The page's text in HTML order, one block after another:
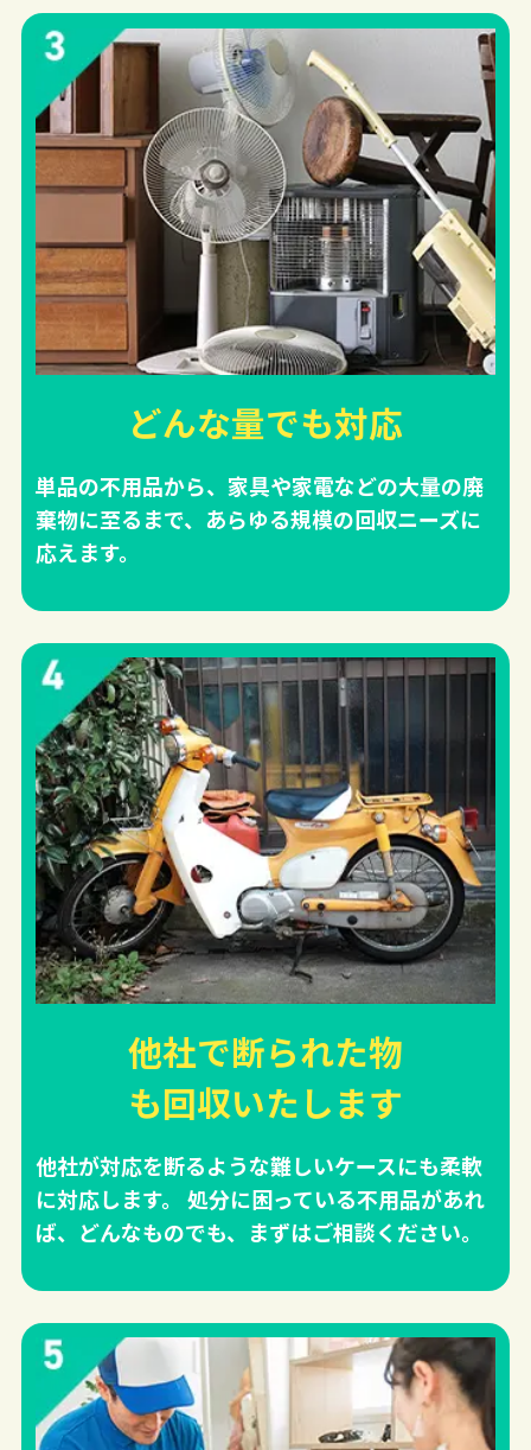
どんな量でも対応
単品の不用品から、家具や家電などの大量の廃
棄物に至るまで、あらゆる規模の回収ニーズに
応えます。
他社で断られた物
も回収いたします
他社が対応を断るような難しいケースにも柔軟
に対応します。 処分に困っている不用品があれ
ば、どんなものでも、まずはご相談ください。